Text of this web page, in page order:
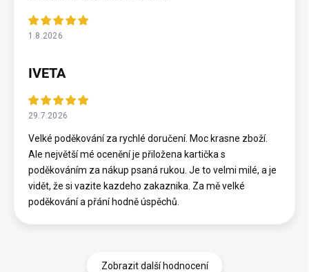
1.8.2026
IVETA
29.7.2026
Velké poděkování za rychlé doručení. Moc krasne zboží.
Ale největší mé ocenění je přiložena kartička s
poděkováním za nákup psaná rukou. Je to velmi milé, a je
vidět, že si vazite kazdeho zakaznika. Za mě velké
poděkování a přání hodně úspěchů.
Zobrazit další hodnocení